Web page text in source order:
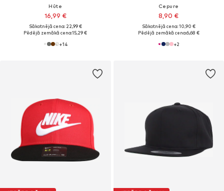
Hūte
16,99 €
Sākotnējā cena: 22,99 €
Pēdējā zemākā cena:15,29 €
+14
Cepure
8,90 €
Sākotnējā cena: 10,90 €
Pēdējā zemākā cena:6,68 €
+2